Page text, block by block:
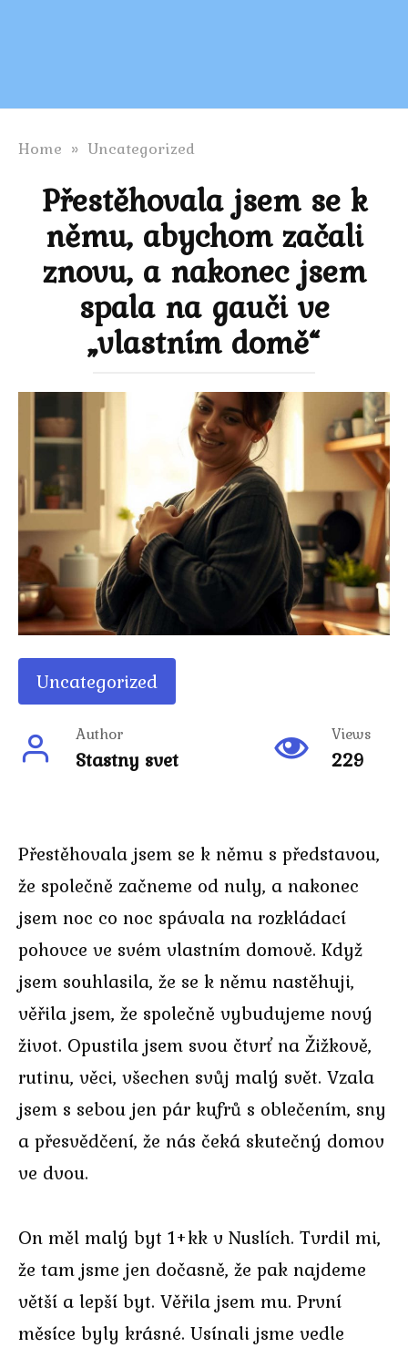
Home » Uncategorized
Přestěhovala jsem se k
němu, abychom začali
znovu, a nakonec jsem
spala na gauči ve
„vlastním domě“
Uncategorized
Author
Stastny svet
Views
229
Přestěhovala jsem se k němu s představou,
že společně začneme od nuly, a nakonec
jsem noc co noc spávala na rozkládací
pohovce ve svém vlastním domově. Když
jsem souhlasila, že se k němu nastěhuji,
věřila jsem, že společně vybudujeme nový
život. Opustila jsem svou čtvrť na Žižkově,
rutinu, věci, všechen svůj malý svět. Vzala
jsem s sebou jen pár kufrů s oblečením, sny
a přesvědčení, že nás čeká skutečný domov
ve dvou.
On měl malý byt 1+kk v Nuslích. Tvrdil mi,
že tam jsme jen dočasně, že pak najdeme
větší a lepší byt. Věřila jsem mu. První
měsíce byly krásné. Usínali jsme vedle